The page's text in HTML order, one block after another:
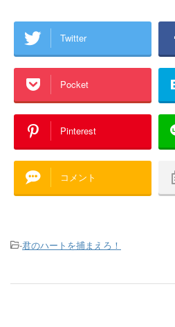
Twitter
Pocket
Pinterest
コメント
-君のハートを捕まえろ！